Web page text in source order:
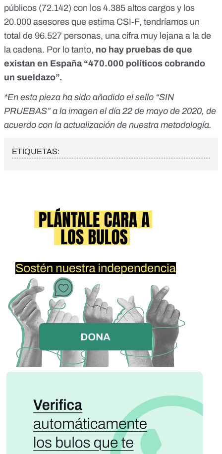
públicos (72.142) con los 4.385 altos cargos y los
20.000 asesores que estima CSI-F, tendríamos un
total de 96.527 personas, una cifra muy lejana a la de
la cadena. Por lo tanto, no hay pruebas de que
existan en España “470.000 políticos cobrando
un sueldazo”.
*En esta pieza ha sido añadido el sello “SIN
PRUEBAS” a la imagen el día 22 de mayo de 2020, de
acuerdo con la actualización de nuestra metodología.
ETIQUETAS: